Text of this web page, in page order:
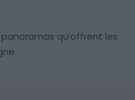
qu’offrent les